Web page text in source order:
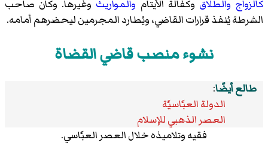
كالزواج والطلاق وكفالة الأيتام والمواريث وغيرها. وكان صاحب
الشرطة يُنفذ قرارات القاضي، ويُطارد المجرمين ليحضرهم أمامه.
نشوء منصب قاضي القضاة
طالع أيضًا:
الدولة العبَّاسيَّة
العصر الذهبي للإسلام
فقيه وتلاميذه خلال العصر العبَّاسي.